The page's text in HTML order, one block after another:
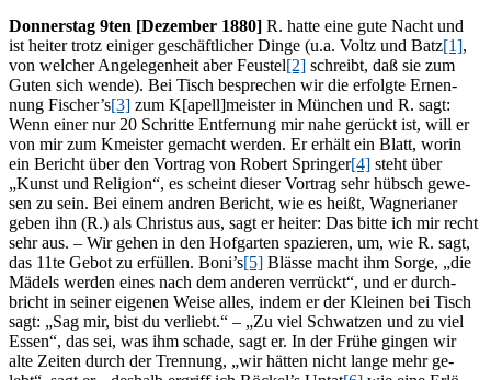
Don­ners­tag 9ten [De­zem­ber 1880] R. hat­te eine gute Nacht und
ist hei­ter trotz ei­ni­ger ge­schäft­li­cher Din­ge (u.a. Voltz und Batz[1],
von wel­cher An­ge­le­gen­heit aber Feus­tel[2] schreibt, daß sie zum
Gu­ten sich wen­de). Bei Tisch be­spre­chen wir die er­folg­te Er­nen­
nung Fischer’s[3] zum K[apell]meister in Mün­chen und R. sagt:
Wenn ei­ner nur 20 Schrit­te Ent­fer­nung mir nahe ge­rückt ist, will er
von mir zum Kmeis­ter ge­macht wer­den. Er er­hält ein Blatt, wor­in
ein Be­richt über den Vor­trag von Ro­bert Sprin­ger[4] steht über
„Kunst und Re­li­gi­on“, es scheint die­ser Vor­trag sehr hübsch ge­we­
sen zu sein. Bei ei­nem and­ren Be­richt, wie es heißt, Wag­ne­ria­ner
ge­ben ihn (R.) als Chris­tus aus, sagt er hei­ter: Das bit­te ich mir recht
sehr aus. – Wir ge­hen in den Hof­gar­ten spa­zie­ren, um, wie R. sagt,
das 11te Ge­bot zu er­fül­len. Boni’s[5] Bläs­se macht ihm Sor­ge, „die
Mä­dels wer­den ei­nes nach dem an­de­ren ver­rückt“, und er durch­
bricht in sei­ner ei­ge­nen Wei­se al­les, in­dem er der Klei­nen bei Tisch
sagt: „Sag mir, bist du ver­liebt.“ – „Zu viel Schwat­zen und zu viel
Es­sen“, das sei, was ihm scha­de, sagt er. In der Frü­he gin­gen wir
alte Zei­ten durch der Tren­nung, „wir hät­ten nicht lan­ge mehr ge­